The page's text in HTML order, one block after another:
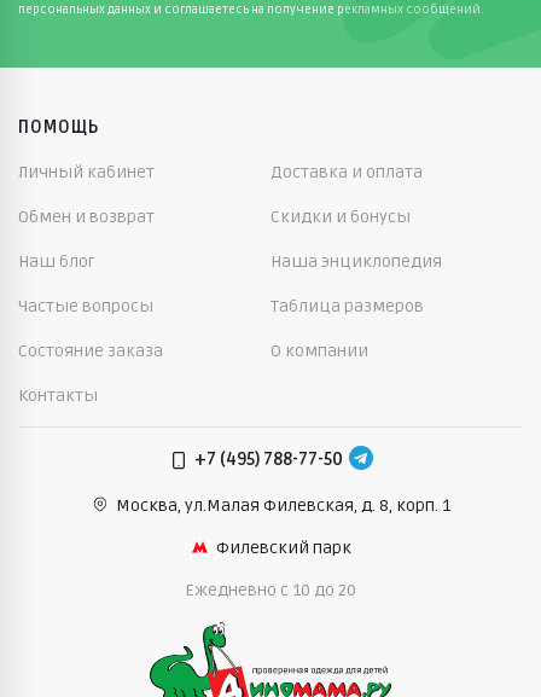
персональных данных и соглашаетесь на получение рекламных сообщений.
ПОМОЩЬ
Личный кабинет Доставка и оплата
Обмен и возврат Скидки и бонусы
Наш блог Наша энциклопедия
Частые вопросы Таблица размеров
Состояние заказа О компании
Контакты
+7 (495) 788-77-50
Москва, ул.Малая Филевская, д. 8, корп. 1
Филевский парк
Ежедневно c 10 до 20